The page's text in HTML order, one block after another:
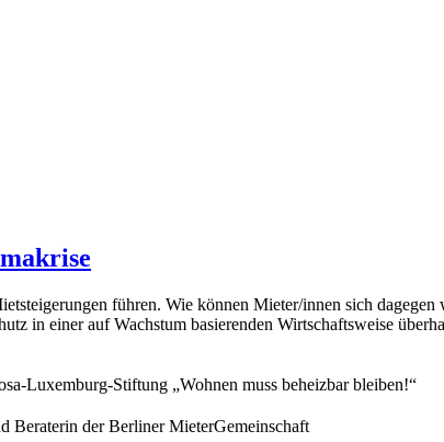
führen. Wie können Mieter/innen sich
in einer auf Wachstum basierenden Wirtschaftsweise
Luxemburg-Stiftung „Wohnen muss beheizbar bleiben!“
Beraterin der Berliner MieterGemeinschaft